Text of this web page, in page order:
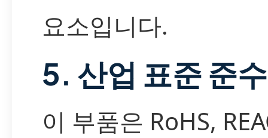
요소입니다.
5. 산업 표준 준수
이 부품은 RoHS,